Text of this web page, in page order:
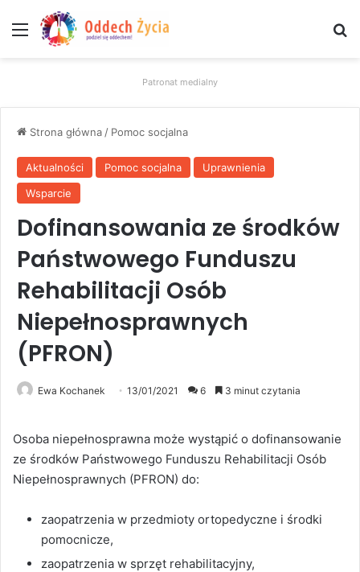
Menu
Patronat medialny
Strona główna / Pomoc socjalna
Aktualności Pomoc socjalna
Uprawnienia
Wsparcie
Dofinansowania ze środków
Państwowego Funduszu
Rehabilitacji Osób
Niepełnosprawnych
(PFRON)
Ewa Kochanek 13/01/2021 6 3 minut czytania
Osoba niepełnosprawna może wystąpić o dofinansowanie
ze środków Państwowego Funduszu Rehabilitacji Osób
Niepełnosprawnych (PFRON) do:
zaopatrzenia w przedmioty ortopedyczne i środki
pomocnicze,
zaopatrzenia w sprzęt rehabilitacyjny,